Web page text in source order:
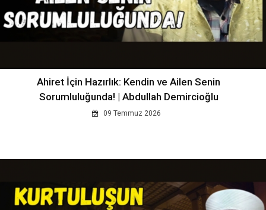
Ahiret İçin Hazırlık: Kendin ve Ailen Senin
Sorumluluğunda! | Abdullah Demircioğlu
09 Temmuz 2026